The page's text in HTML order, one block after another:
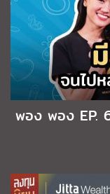
พอง พอง EP.